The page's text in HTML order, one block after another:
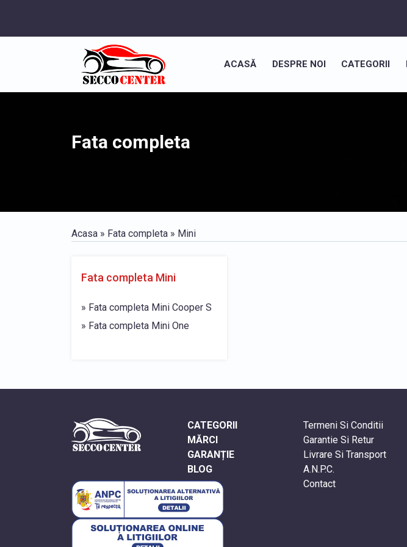
ACASĂ DESPRE NOI CATEGORII
Fata completa
Acasa » Fata completa » Mini
Fata completa Mini
» Fata completa Mini Cooper S
» Fata completa Mini One
CATEGORII
MĂRCI
GARANȚIE
BLOG
Termeni Si Conditii
Garantie Si Retur
Livrare Si Transport
A.N.P.C.
Contact